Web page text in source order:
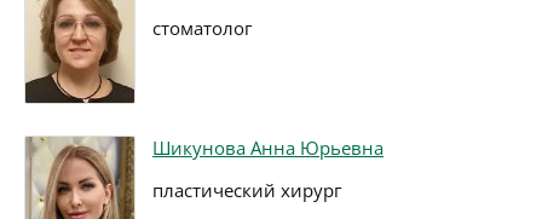
стоматолог
Шикунова Анна Юрьевна
пластический хирург